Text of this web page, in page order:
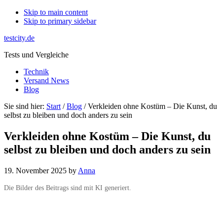
Skip to main content
Skip to primary sidebar
testcity.de
Tests und Vergleiche
Technik
Versand News
Blog
Sie sind hier: Start /Blog / Verkleiden ohne Kostüm – Die Kunst, du
selbst zu bleiben und doch anders zu sein
Verkleiden ohne Kostüm – Die Kunst, du
selbst zu bleiben und doch anders zu sein
19. November 2025 by Anna
Die Bilder des Beitrags sind mit KI generiert.